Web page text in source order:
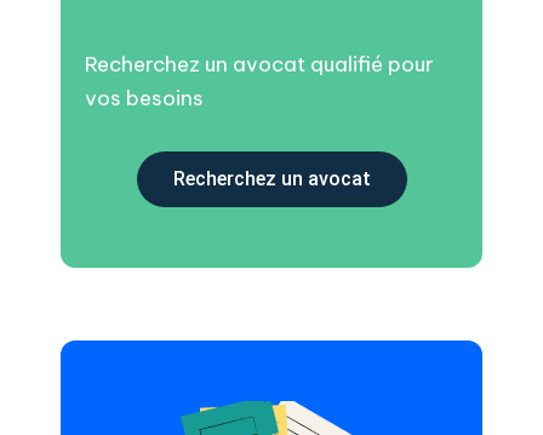
Recherchez un avocat qualifié pour
vos besoins
Recherchez un avocat